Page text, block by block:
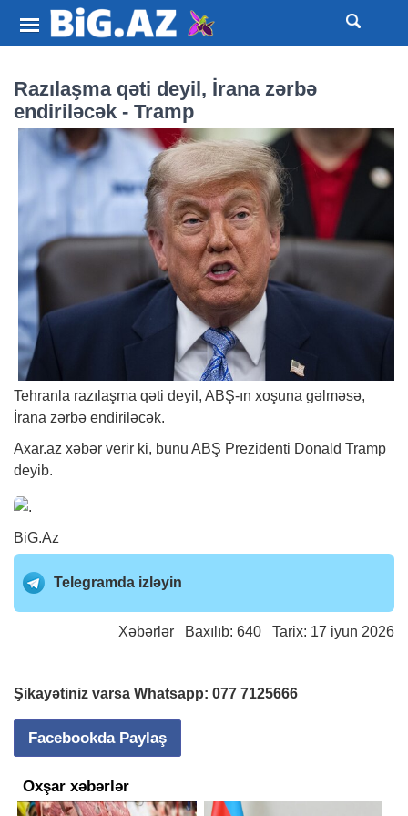
Razılaşma qəti deyil, İrana zərbə
endiriləcək - Tramp
Tehranla razılaşma qəti deyil, ABŞ-ın xoşuna gəlməsə,
İrana zərbə endiriləcək.
Axar.az xəbər verir ki, bunu ABŞ Prezidenti Donald Tramp
deyib.
BiG.Az
Telegramda izləyin
Xəbərlər Baxılıb: 640 Tarix: 17 iyun 2026
Şikayətiniz varsa Whatsapp: 077 7125666
Facebookda Paylaş
Oxşar xəbərlər